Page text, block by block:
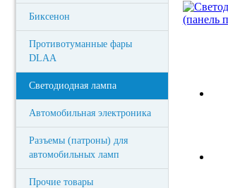
Биксенон
Противотуманные фары
DLAA
Светодиодная лампа
Автомобильная электроника
Разъемы (патроны) для
автомобильных ламп
Прочие товары